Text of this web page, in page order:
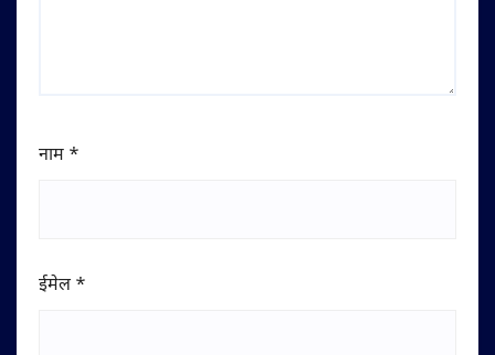
नाम *
ईमेल *